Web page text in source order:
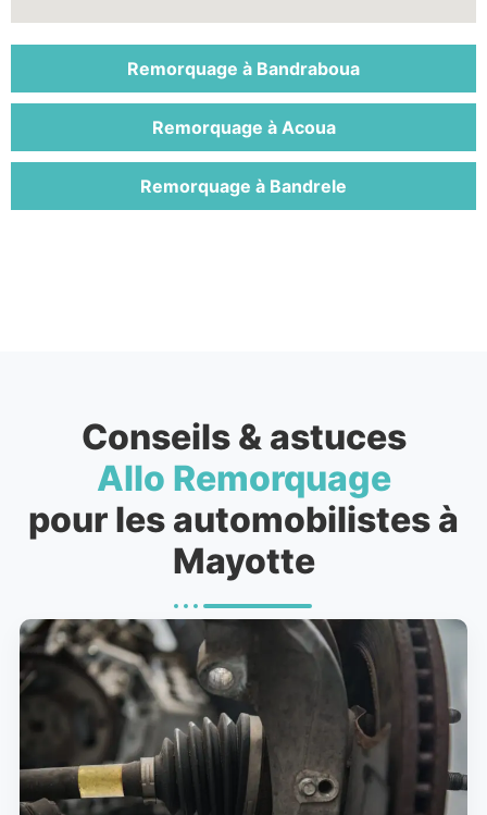
Remorquage à Bandraboua
Remorquage à Acoua
Remorquage à Bandrele
Conseils & astuces
Allo Remorquage
pour les automobilistes à
Mayotte